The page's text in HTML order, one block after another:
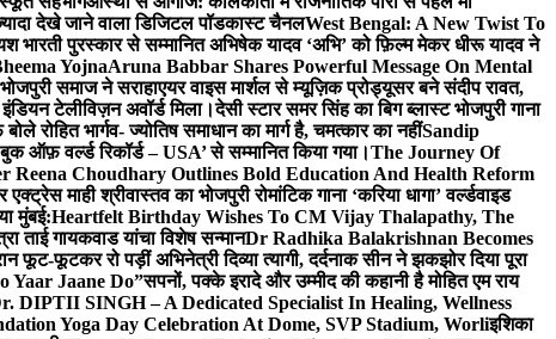
देखे जाने वाला डिजिटल पॉडकास्ट चैनलWest Bengal: A New Twist To
भारती पुरस्कार से सम्मानित अभिषेक यादव ‘अभि’ को फ़िल्म मेकर धीरू यादव ने
YojnaAruna Babbar Shares Powerful Message On Mental
समाज ने सराहाएयर वाइस मार्शल से म्यूज़िक प्रोड्यूसर बने संदीप रावत,
टेलीविज़न अवॉर्ड मिला।देसी स्टार समर सिंह का बिग ब्लास्ट भोजपुरी गाना
रोहित भार्गव- ज्योतिष समाधान का मार्ग है, चमत्कार का नहींSandip
ऑफ़ वर्ल्ड रिकॉर्ड – USA’ से सम्मानित किया गया।The Journey Of
Choudhary Outlines Bold Education And Health Reform
माही श्रीवास्तव का भोजपुरी रोमांटिक गाना ‘करिया धागा’ वर्ल्डवाइड
मुंबई:Heartfelt Birthday Wishes To CM Vijay Thalapathy, The
ताई गायकवाड यांचा विशेष सन्मानDr Radhika Balakrishnan Becomes
फूट-फूटकर रो पड़ीं अभिनेत्री दिव्या त्यागी, दर्दनाक सीन ने झकझोर दिया पूरा
Yaar Jaane Do”सपनों, पक्के इरादे और उम्मीद की कहानी है मोहित एम राय
DIPTII SINGH – A Dedicated Specialist In Healing, Wellness
Yoga Day Celebration At Dome, SVP Stadium, Worliइशिका